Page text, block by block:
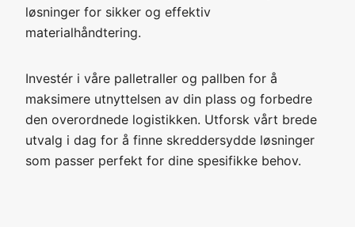
løsninger for sikker og effektiv
materialhåndtering.
Investér i våre palletraller og pallben for å
maksimere utnyttelsen av din plass og forbedre
den overordnede logistikken. Utforsk vårt brede
utvalg i dag for å finne skreddersydde løsninger
som passer perfekt for dine spesifikke behov.